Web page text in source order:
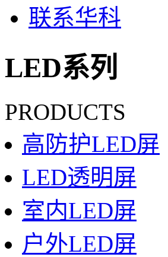
联系华科
LED系列
PRODUCTS
高防护LED屏
LED透明屏
室内LED屏
户外LED屏